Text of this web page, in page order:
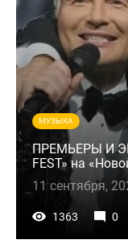
МУЗЫКА
ПРЕМЬЕРЫ И
FEST» на
11 сентября,
1363 0